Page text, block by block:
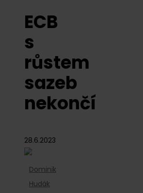
ECB
s
růstem
sazeb
nekončí
28.6.2023
Dominik
Hudák